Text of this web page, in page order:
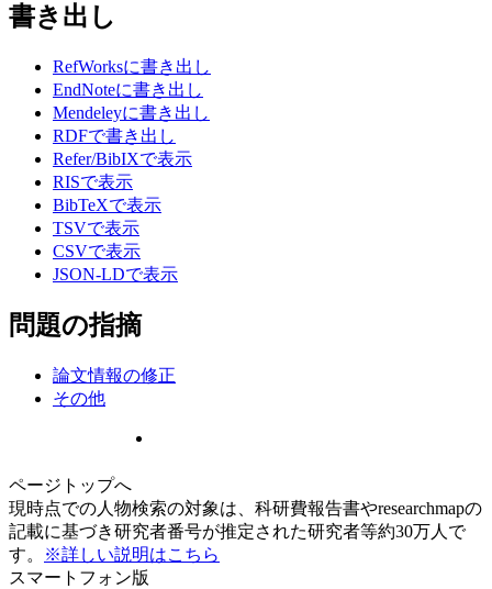
書き出し
RefWorksに書き出し
EndNoteに書き出し
Mendeleyに書き出し
RDFで書き出し
Refer/BibIXで表示
RISで表示
BibTeXで表示
TSVで表示
CSVで表示
JSON-LDで表示
問題の指摘
論文情報の修正
その他
ページトップへ
現時点での人物検索の対象は、科研費報告書やresearchmapの
記載に基づき研究者番号が推定された研究者等約30万人で
す。
※詳しい説明はこちら
スマートフォン版